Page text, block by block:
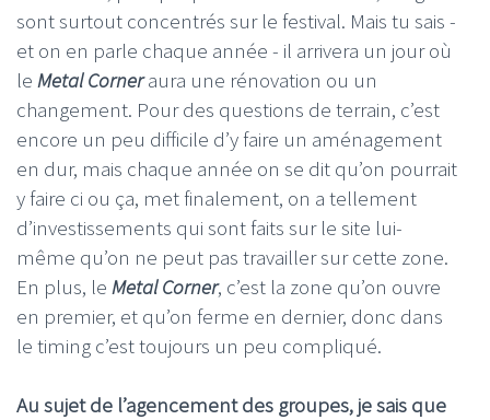
sont surtout concentrés sur le festival. Mais tu sais -
et on en parle chaque année - il arrivera un jour où
le Metal Corneraura une rénovation ou un
changement. Pour des questions de terrain, c’est
encore un peu difficile d’y faire un aménagement
en dur, mais chaque année on se dit qu’on pourrait
y faire ci ou ça, met finalement, on a tellement
d’investissements qui sont faits sur le site lui-
même qu’on ne peut pas travailler sur cette zone.
En plus, le Metal Corner, c’est la zone qu’on ouvre
en premier, et qu’on ferme en dernier, donc dans
le timing c’est toujours un peu compliqué.
Au sujet de l’agencement des groupes, je sais que